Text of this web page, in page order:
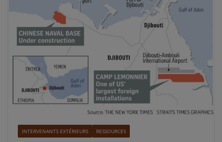
INTERVENANTS EXTÉRIEURS RESSOURCES